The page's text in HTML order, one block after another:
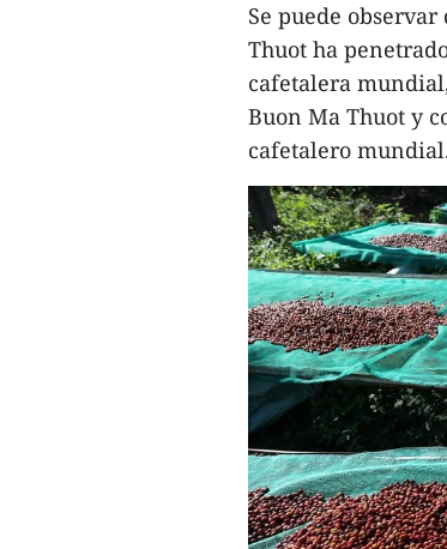
Se puede
Thuot ha
cafetalera
Buon Ma Thuot y
cafetalero